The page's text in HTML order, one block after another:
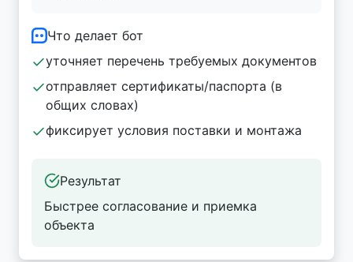
Что делает бот
уточняет перечень требуемых документов
отправляет сертификаты/паспорта (в
общих словах)
фиксирует условия поставки и монтажа
Результат
Быстрее согласование и приемка
объекта